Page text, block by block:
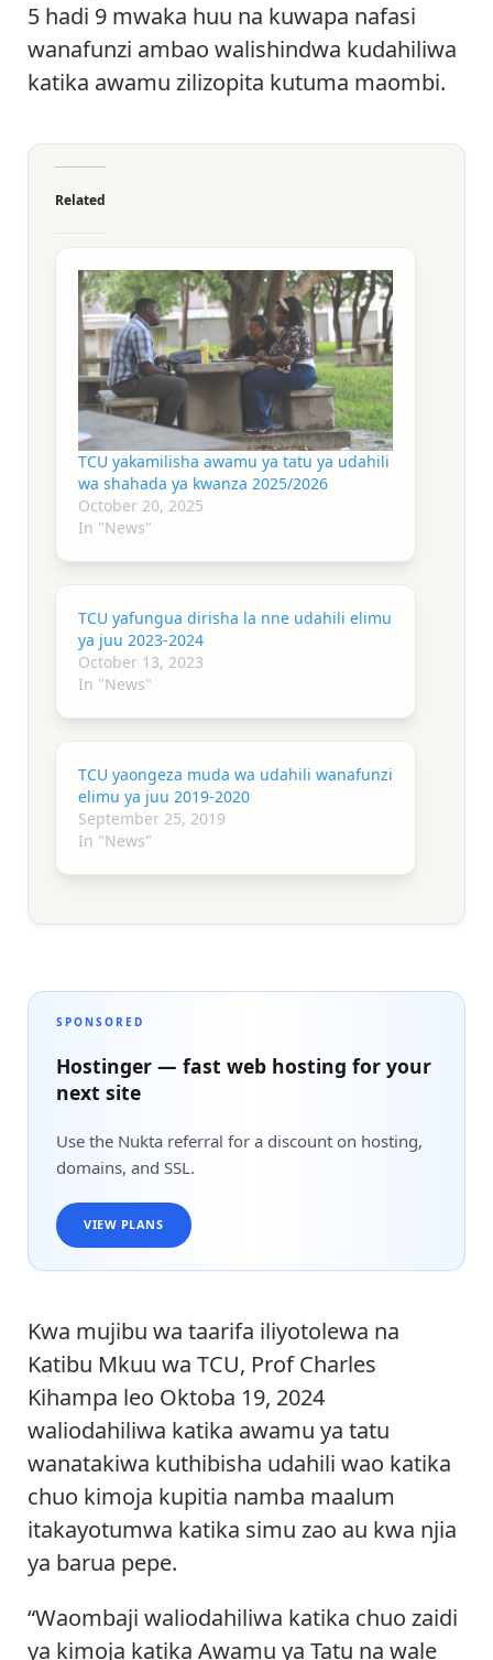
5 hadi 9 mwaka huu na kuwapa nafasi
wanafunzi ambao walishindwa kudahiliwa
katika awamu zilizopita kutuma maombi.
Related
TCU yakamilisha awamu ya tatu ya udahili
wa shahada ya kwanza 2025/2026
October 20, 2025
In "News"
TCU yafungua dirisha la nne udahili elimu
ya juu 2023-2024
October 13, 2023
In "News"
TCU yaongeza muda wa udahili wanafunzi
elimu ya juu 2019-2020
September 25, 2019
In "News"
SPONSORED
Hostinger — fast web hosting for your
next site
Use the Nukta referral for a discount on hosting,
domains, and SSL.
VIEW PLANS
Kwa mujibu wa taarifa iliyotolewa na
Katibu Mkuu wa TCU, Prof Charles
Kihampa leo Oktoba 19, 2024
waliodahiliwa katika awamu ya tatu
wanatakiwa kuthibisha udahili wao katika
chuo kimoja kupitia namba maalum
itakayotumwa katika simu zao au kwa njia
ya barua pepe.
“Waombaji waliodahiliwa katika chuo zaidi
ya kimoja katika Awamu ya Tatu na wale